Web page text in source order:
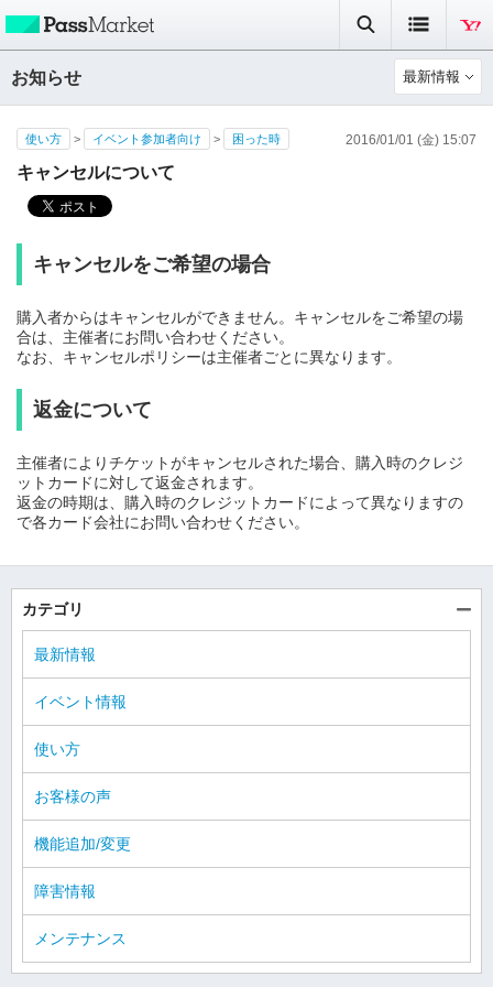
お知らせ 最新情報
使い方 > イベント参加者向け > 困った時 2016/01/01 (金) 15:07
キャンセルについて
キャンセルをご希望の場合
購入者からはキャンセルができません。キャンセルをご希望の場
合は、主催者にお問い合わせください。
なお、キャンセルポリシーは主催者ごとに異なります。
返金について
主催者によりチケットがキャンセルされた場合、購入時のクレジ
ットカードに対して返金されます。
返金の時期は、購入時のクレジットカードによって異なりますの
で各カード会社にお問い合わせください。
カテゴリ
最新情報
イベント情報
使い方
お客様の声
機能追加/変更
障害情報
メンテナンス